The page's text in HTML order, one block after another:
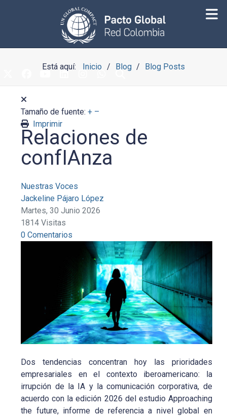
Está aquí: Inicio Blog Blog Posts
Tamaño de fuente: + –
Imprimir
Relaciones de
confIAnza
Nuestras Voces
Jackeline Pájaro López
Martes, 30 Junio 2026
1814 Visitas
0 Comentarios
Dos tendencias concentran hoy las prioridades
empresariales en el contexto iberoamericano: la
irrupción de la IA y la comunicación corporativa, de
acuerdo con la edición 2026 del estudio Approaching
the future, informe de referencia a nivel global en